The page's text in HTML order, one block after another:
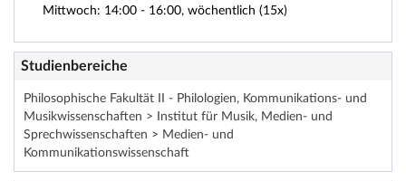
Mittwoch: 14:00 - 16:00, wöchentlich (15x)
Studienbereiche
Philosophische Fakultät II - Philologien, Kommunikations- und
Musikwissenschaften > Institut für Musik, Medien- und
Sprechwissenschaften > Medien- und
Kommunikationswissenschaft